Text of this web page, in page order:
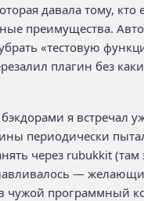
давала тому, кто
преимущества.
«тестовую
плагин без
я встречал
периодически
через rubukkit (там
—
в чужой программный